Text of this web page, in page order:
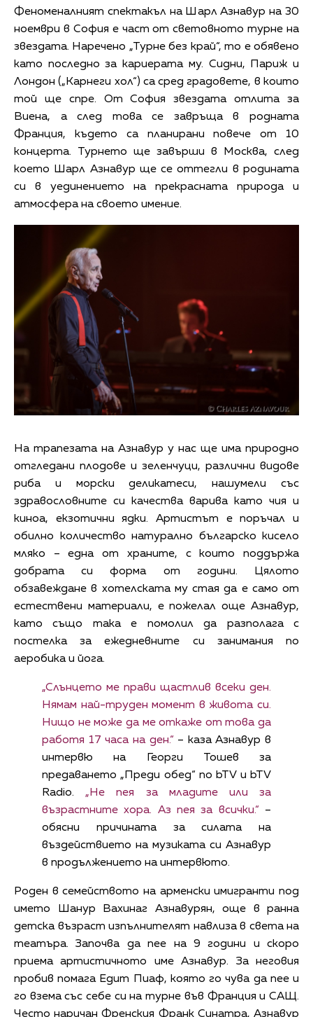
Феноменалният спектакъл на Шарл Азнавур на 30
ноември в София е част от световното турне на
звездата. Наречено „Турне без край“, то е обявено
като последно за кариерата му. Сидни, Париж и
Лондон („Карнеги хол“) са сред градовете, в които
той ще спре. От София звездата отлита за
Виена, а след това се завръща в родната
Франция, където са планирани повече от 10
концерта. Турнето ще завърши в Москва, след
което Шарл Азнавур ще се оттегли в родината
си в уединението на прекрасната природа и
атмосфера на своето имение.
На трапезата на Азнавур у нас ще има природно
отгледани плодове и зеленчуци, различни видове
риба и морски деликатеси, нашумели със
здравословните си качества варива като чия и
киноа, екзотични ядки. Артистът е поръчал и
обилно количество натурално българско кисело
мляко – една от храните, с които поддържа
добрата си форма от години. Цялото
обзавеждане в хотелската му стая да е само от
естествени материали, е пожелал още Азнавур,
като също така е помолил да разполага с
постелка за ежедневните си занимания по
аеробика и йога.
„Слънцето ме прави щастлив всеки ден.
Нямам най-труден момент в живота си.
Нищо не може да ме откаже от това да
работя 17 часа на ден.“ – каза Азнавур в
интервю на Георги Тошев за
предаването „Преди обед“ по bTV и bTV
Radio.„Не пея за младите или за
възрастните хора. Аз пея за всички.“ –
обясни причината за силата на
въздействието на музиката си Азнавур
в продължението на интервюто.
Роден в семейството на арменски имигранти под
името Шанур Вахинаг Азнавурян, още в ранна
детска възраст изпълнителят навлиза в света на
театъра. Започва да пее на 9 години и скоро
приема артистичното име Азнавур. За неговия
пробив помага Едит Пиаф, която го чува да пее и
го взема със себе си на турне във Франция и САЩ.
Често наричан Френския Франк Синатра, Азнавур